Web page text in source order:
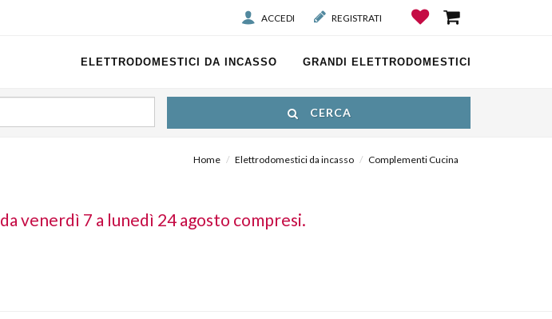
ACCEDI REGISTRATI
ELETTRODOMESTICI DA INCASSO GRANDI ELETTRODOMESTICI
CERCA
Home Elettrodomestici da incasso Complementi Cucina
da venerdì 7 a lunedì 24 agosto compresi.